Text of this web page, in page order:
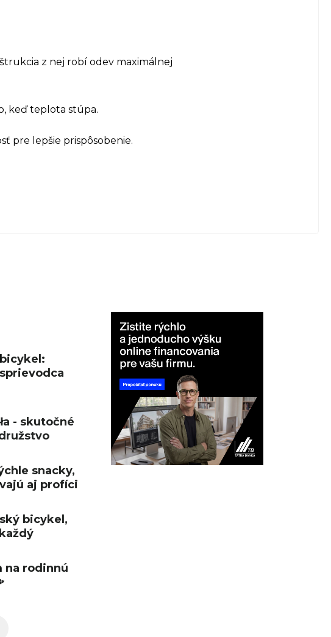
z nej robí odev maximálnej
keď teplota stúpa.
pre lepšie prispôsobenie.
- skutočné
snacky,
aj profíci
bicykel,
na rodinnú